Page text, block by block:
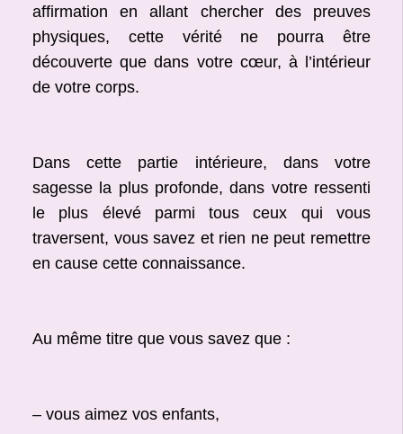
affirmation en allant chercher des preuves
physiques, cette vérité ne pourra être
découverte que dans votre cœur, à l’intérieur
de votre corps.
Dans cette partie intérieure, dans votre
sagesse la plus profonde, dans votre ressenti
le plus élevé parmi tous ceux qui vous
traversent, vous savez et rien ne peut remettre
en cause cette connaissance.
Au même titre que vous savez que :
– vous aimez vos enfants,